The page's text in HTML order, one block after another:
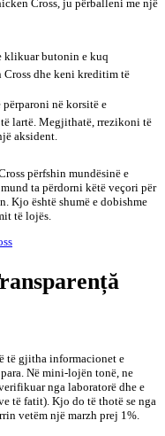
Cross, ju përballeni me një
klikuar butonin e kuq
dhe keni kreditim të
në korsitë e
të lartë. Megjithatë, rrezikoni të
aksident.
përfshin mundësinë e
ta përdorni këtë veçori për
Kjo është shumë e dobishme
të lojës.
të gjitha informacionet e
Në mini-lojën tonë, ne
nga laboratorë dhe e
të fatit). Kjo do të thotë se nga
vetëm një marzh prej 1%.